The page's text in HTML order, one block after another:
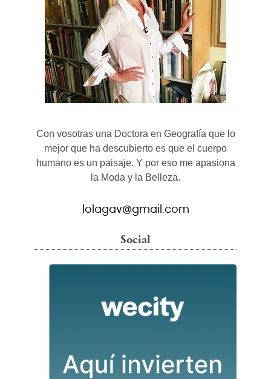
Con vosotras una Doctora en Geografía que lo
mejor que ha descubierto es que el cuerpo
humano es un paisaje. Y por eso me apasiona
la Moda y la Belleza.
lolagav@gmail.com
Social